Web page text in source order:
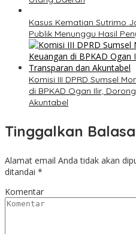
Kasus Kematian Sutrimo
Publik Menunggu Hasil
Komisi III DPRD Sumsel
di BPKAD Ogan Ilir,
Akuntabel
Tinggalkan
Alamat email Anda tidak akan
ditandai *
Komentar